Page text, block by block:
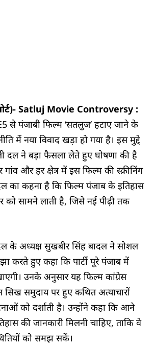
Satluj Movie Controversy :
से पंजाबी फिल्म ‘सतलुज’ हटाए जाने के
में नया विवाद खड़ा हो गया है। इस मुद्दे
दल ने बड़ा फैसला लेते हुए घोषणा की है
गांव और हर क्षेत्र में इस फिल्म की स्क्रीनिंग
का कहना है कि फिल्म पंजाब के इतिहास
को सामने लाती है, जिसे नई पीढ़ी तक
के अध्यक्ष सुखबीर सिंह बादल ने सोशल
करते हुए कहा कि पार्टी पूरे पंजाब में
उनके अनुसार यह फिल्म कांग्रेस
सिख समुदाय पर हुए कथित अत्याचारों
को दर्शाती है। उन्होंने कहा कि आने
की जानकारी मिलनी चाहिए, ताकि वे
को समझ सकें।